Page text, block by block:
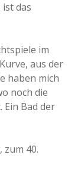
das
im
aus der
haben mich
noch die
Bad der
zum 40.